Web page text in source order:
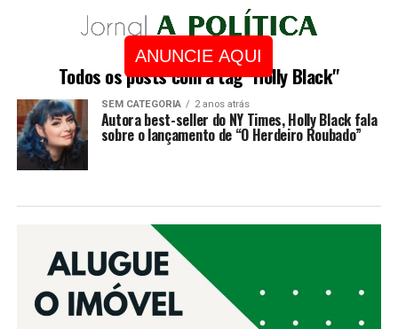
ANUNCIE AQUI
Todos os posts com a tag "Holly Black"
SEM CATEGORIA 2 anos atrás
Autora best-seller do NY Times, Holly Black fala
sobre o lançamento de “O Herdeiro Roubado”